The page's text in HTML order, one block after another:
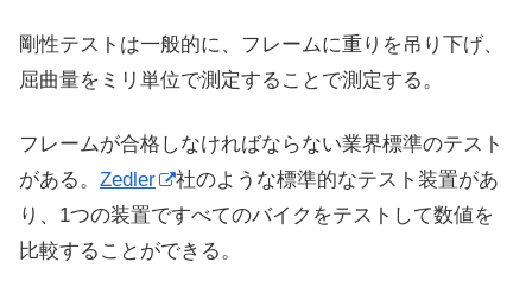
剛性テストは一般的に、フレームに重りを吊り下げ、
屈曲量をミリ単位で測定することで測定する。
フレームが合格しなければならない業界標準のテスト
がある。 Zedler
社のような標準的なテスト装置があ
り、1つの装置ですべてのバイクをテストして数値を
比較することができる。